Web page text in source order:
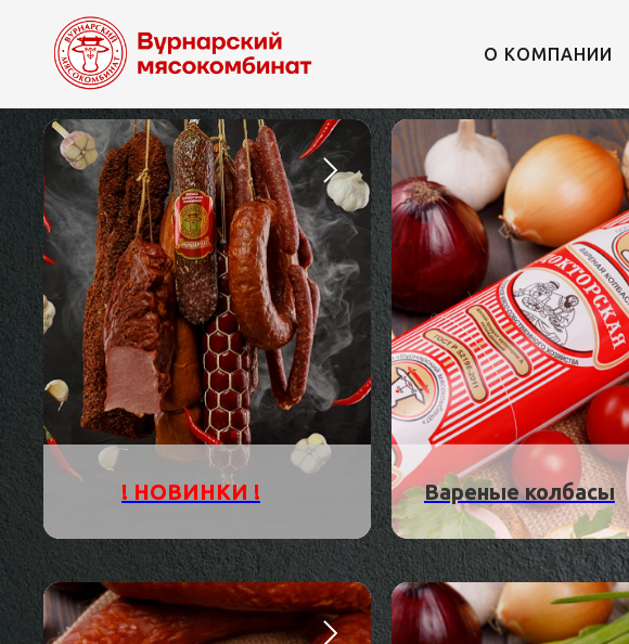
О КОМПАНИИ
! НОВИНКИ ! Вареные колбасы